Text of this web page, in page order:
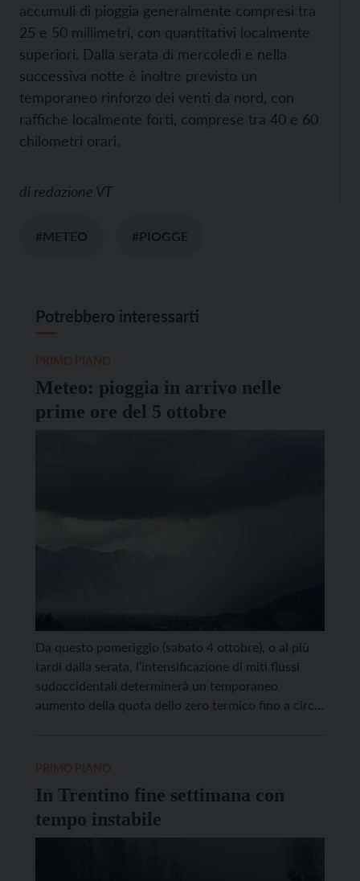
accumuli di pioggia generalmente compresi tra
25 e 50 millimetri, con quantitativi localmente
superiori. Dalla serata di mercoledì e nella
successiva notte è inoltre previsto un
temporaneo rinforzo dei venti da nord, con
raffiche localmente forti, comprese tra 40 e 60
chilometri orari.
di redazione VT
#METEO #PIOGGE
Potrebbero interessarti
Meteo: pioggia in arrivo nelle
prime ore del 5 ottobre
Da questo pomeriggio (sabato 4 ottobre), o al più
tardi dalla serata, l’intensificazione di miti flussi
sudoccidentali determinerà un temporaneo
aumento della quota dello zero termico fino a circa
In Trentino fine settimana con
tempo instabile